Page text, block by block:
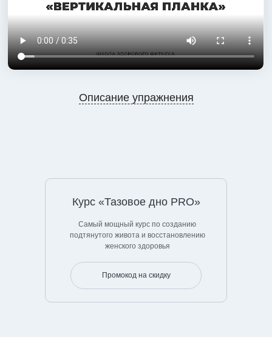
Описание упражнения
Курс «Тазовое дно PRO»
Самый мощный курс по созданию
подтянутого живота и восстановлению
женского здоровья
Промокод на скидку